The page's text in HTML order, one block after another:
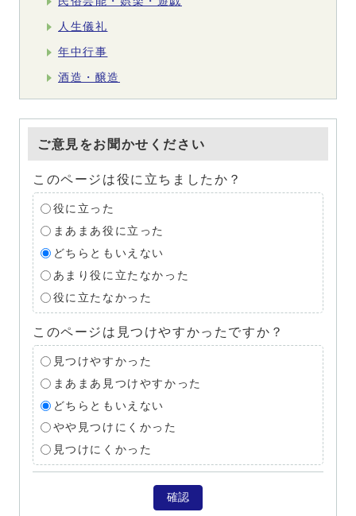
人生儀礼
年中行事
酒造・醸造
ご意見をお聞かせください
このページは役に立ちましたか？
役に立った
まあまあ役に立った
どちらともいえない
あまり役に立たなかった
役に立たなかった
このページは見つけやすかったですか？
見つけやすかった
まあまあ見つけやすかった
どちらともいえない
やや見つけにくかった
見つけにくかった
確認